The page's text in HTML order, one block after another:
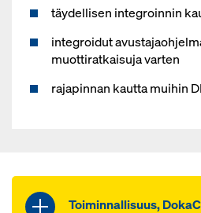
täydellisen integroinnin
integroidut
muottiratkaisuja varten
rajapinnan kautta muihin
Toiminnallisuus,